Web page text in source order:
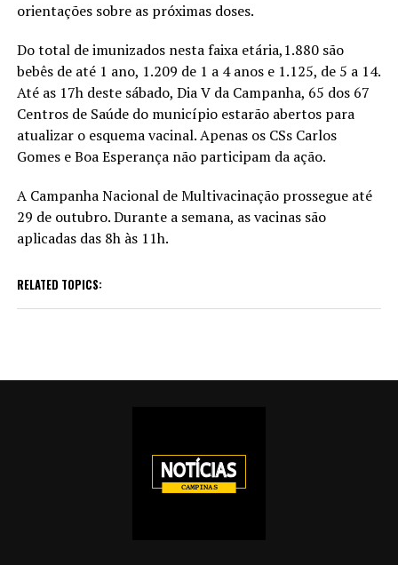
orientações sobre as próximas doses.
Do total de imunizados nesta faixa etária,1.880 são
bebês de até 1 ano, 1.209 de 1 a 4 anos e 1.125, de 5 a 14.
Até as 17h deste sábado, Dia V da Campanha, 65 dos 67
Centros de Saúde do município estarão abertos para
atualizar o esquema vacinal. Apenas os CSs Carlos
Gomes e Boa Esperança não participam da ação.
A Campanha Nacional de Multivacinação prossegue até
29 de outubro. Durante a semana, as vacinas são
aplicadas das 8h às 11h.
RELATED TOPICS: